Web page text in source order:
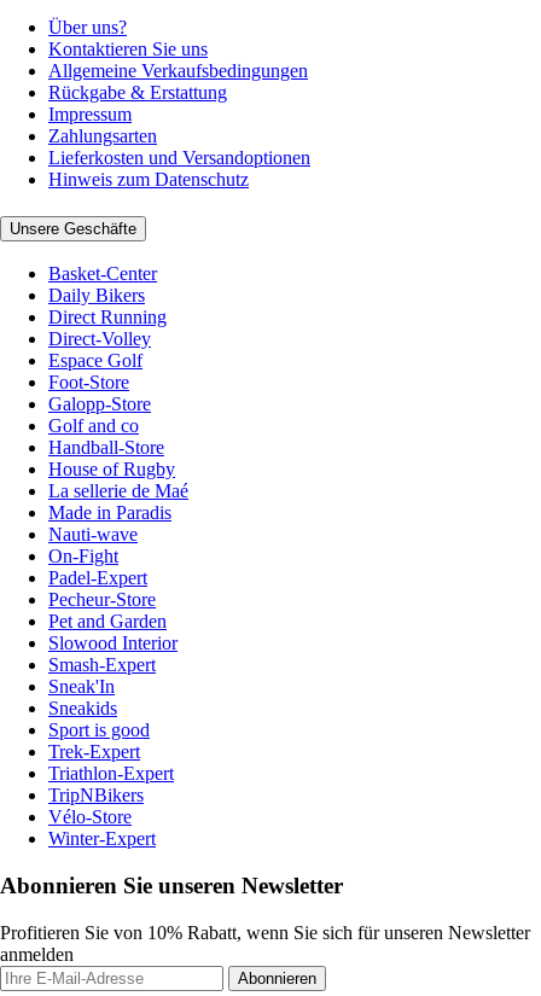
Über uns?
Kontaktieren Sie uns
Allgemeine Verkaufsbedingungen
Rückgabe & Erstattung
Impressum
Zahlungsarten
Lieferkosten und Versandoptionen
Hinweis zum Datenschutz
Unsere Geschäfte
Basket-Center
Daily Bikers
Direct Running
Direct-Volley
Espace Golf
Foot-Store
Galopp-Store
Golf and co
Handball-Store
House of Rugby
La sellerie de Maé
Made in Paradis
Nauti-wave
On-Fight
Padel-Expert
Pecheur-Store
Pet and Garden
Slowood Interior
Smash-Expert
Sneak'In
Sneakids
Sport is good
Trek-Expert
Triathlon-Expert
TripNBikers
Vélo-Store
Winter-Expert
Abonnieren Sie unseren Newsletter
Profitieren Sie von 10% Rabatt, wenn Sie sich für unseren Newsletter
anmelden
Abonnieren